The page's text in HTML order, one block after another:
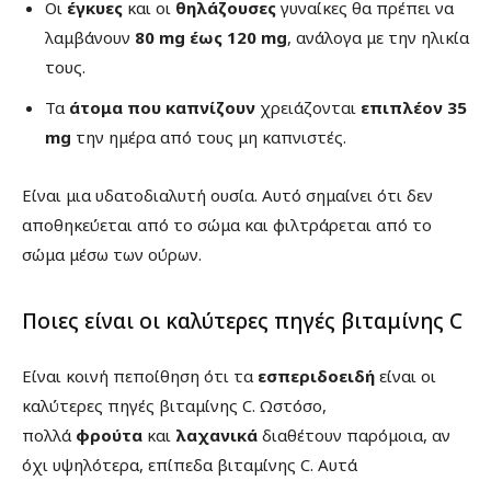
Οι έγκυες και οι θηλάζουσες γυναίκες θα πρέπει να
λαμβάνουν 80 mg έως 120 mg, ανάλογα με την ηλικία
τους.
Τα άτομα που καπνίζουν χρειάζονται επιπλέον 35
mg την ημέρα από τους μη καπνιστές.
Είναι μια υδατοδιαλυτή ουσία. Αυτό σημαίνει ότι δεν
αποθηκεύεται από το σώμα και φιλτράρεται από το
σώμα μέσω των ούρων.
Ποιες είναι οι καλύτερες πηγές βιταμίνης C
Είναι κοινή πεποίθηση ότι τα εσπεριδοειδή είναι οι
καλύτερες πηγές βιταμίνης C. Ωστόσο,
πολλά φρούτα και λαχανικά διαθέτουν παρόμοια, αν
όχι υψηλότερα, επίπεδα βιταμίνης C. Αυτά